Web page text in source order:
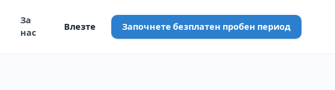
За
нас
Влезте Започнете безплатен пробен период